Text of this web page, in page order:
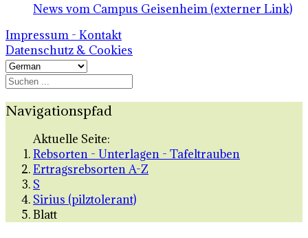
News vom Campus Geisenheim (externer Link)
Impressum - Kontakt
Datenschutz & Cookies
Navigationspfad
Aktuelle Seite:
Rebsorten - Unterlagen - Tafeltrauben
Ertragsrebsorten A-Z
S
Sirius (pilztolerant)
Blatt